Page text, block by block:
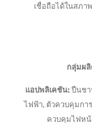
เชื่อถือได้ในสภ
กลุ่มผ
แอปพลิเคชัน: ปืนชา
ไฟฟ้า, ตัวควบคุมกา
ควบคุมไฟหน้